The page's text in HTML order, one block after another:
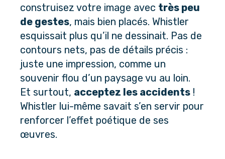
construisez votre image avec très peu
de gestes, mais bien placés. Whistler
esquissait plus qu’il ne dessinait. Pas de
contours nets, pas de détails précis :
juste une impression, comme un
souvenir flou d’un paysage vu au loin.
Et surtout, acceptez les accidents !
Whistler lui-même savait s’en servir pour
renforcer l’effet poétique de ses
œuvres.